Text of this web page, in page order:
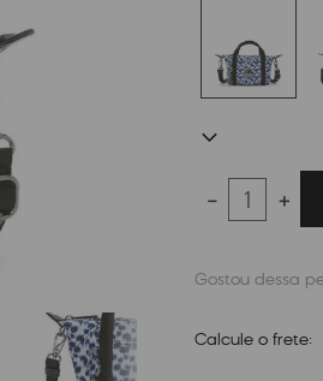
＋
－
Calcule o frete: